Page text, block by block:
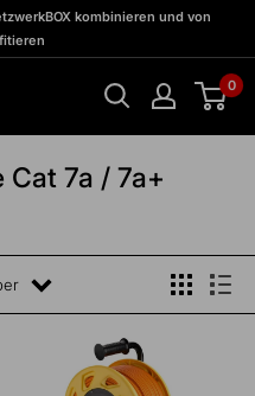
kombinieren und von
0
Cat 7a / 7a+